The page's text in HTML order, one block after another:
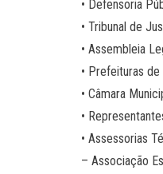
• Defensoria
• Tribunal de
• Assembleia
• Prefeituras
• Câmara
•
• Assessorias
– Associação